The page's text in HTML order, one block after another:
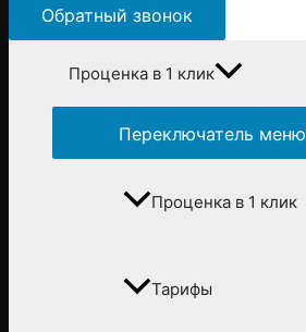
Обратный звонок
Проценка в 1 клик
Переключатель меню
Проценка в 1 клик
Тарифы